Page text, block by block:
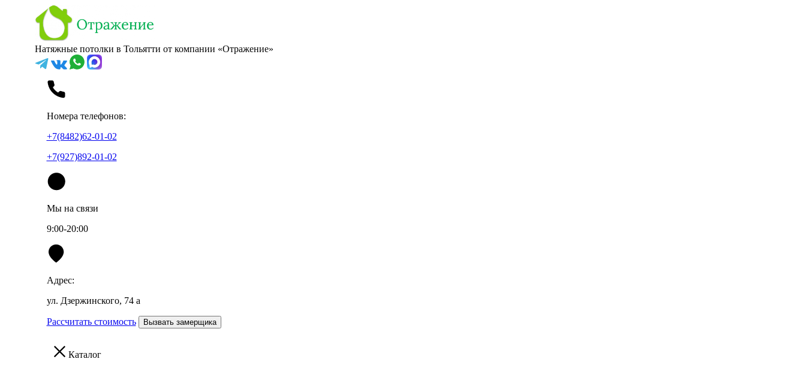
Натяжные потолки в Тольятти от компании «Отражение»
Номера телефонов:
+7(8482)62-01-02
+7(927)892-01-02
Мы на связи
9:00-20:00
Адрес:
ул. Дзержинского, 74 а
Рассчитать стоимость Вызвать замерщика
Каталог